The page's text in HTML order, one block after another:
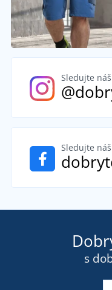
Sledujte
Sledujte
s